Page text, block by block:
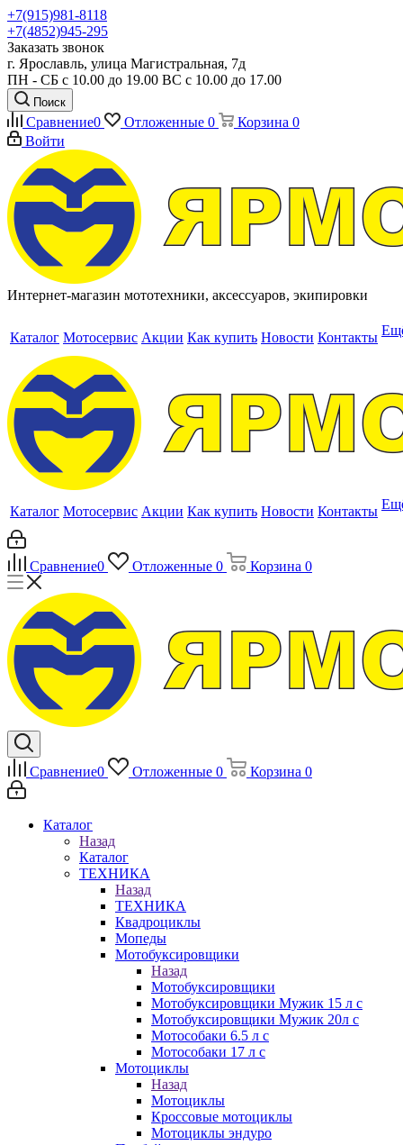
+7(915)981-8118
+7(4852)945-295
Заказать звонок
г. Ярославль, улица Магистральная, 7д
ПН - СБ с 10.00 до 19.00 ВС с 10.00 до 17.00
Поиск
Сравнение0 Отложенные 0 Корзина 0
Войти
Интернет-магазин мототехники, аксессуаров, экипировки
Каталог Мотосервис Акции Как купить Новости Контакты
Каталог Мотосервис Акции Как купить Новости Контакты
Сравнение0 Отложенные 0 Корзина 0
Сравнение0 Отложенные 0 Корзина 0
Каталог
Назад
Каталог
ТЕХНИКА
Назад
ТЕХНИКА
Квадроциклы
Мопеды
Мотобуксировщики
Назад
Мотобуксировщики
Мотобуксировщики Мужик 15 л с
Мотобуксировщики Мужик 20л с
Мотособаки 6.5 л с
Мотособаки 17 л с
Мотоциклы
Назад
Мотоциклы
Кроссовые мотоциклы
Мотоциклы эндуро